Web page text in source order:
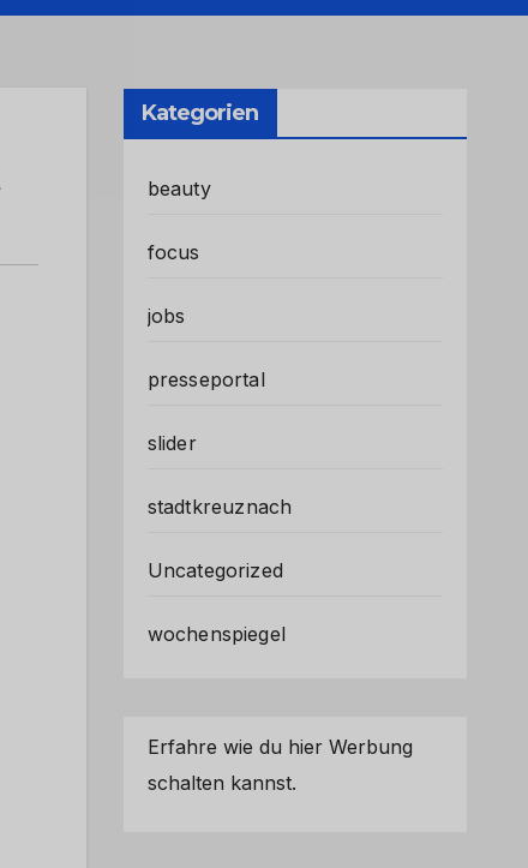
Kategorien
beauty
focus
jobs
presseportal
slider
stadtkreuznach
Uncategorized
wochenspiegel
Erfahre wie du hier Werbung
schalten kannst.